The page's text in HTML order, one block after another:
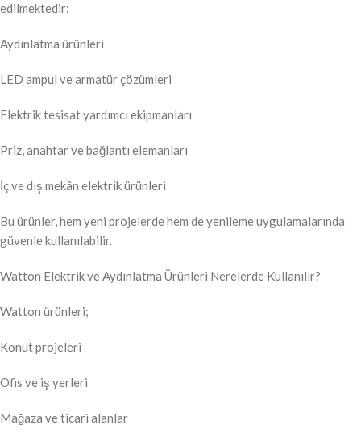
edilmektedir:
Aydınlatma ürünleri
LED ampul ve armatür çözümleri
Elektrik tesisat yardımcı ekipmanları
Priz, anahtar ve bağlantı elemanları
İç ve dış mekân elektrik ürünleri
Bu ürünler, hem yeni projelerde hem de yenileme uygulamalarında
güvenle kullanılabilir.
Watton Elektrik ve Aydınlatma Ürünleri Nerelerde Kullanılır?
Watton ürünleri;
Konut projeleri
Ofis ve iş yerleri
Mağaza ve ticari alanlar